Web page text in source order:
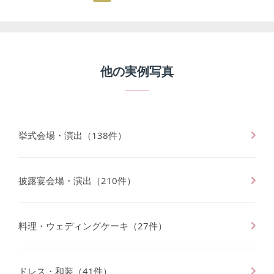
他の実例写真
挙式会場・演出 （138件）
披露宴会場・演出 （210件）
料理・ウェディングケーキ （27件）
ドレス・和装 （41件）